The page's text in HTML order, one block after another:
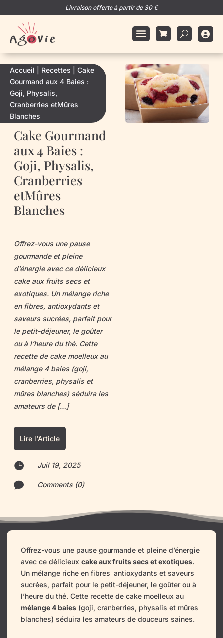
Livraison offerte à partir de 30 €

Accueil Recettes
Cake
Gourmand aux 4 Baies :
Goji, Physalis,
Cranberries etMûres
Blanches
Cake Gourmand
aux 4 Baies :
Goji, Physalis,
Cranberries
etMûres
Blanches
Offrez-vous une pause
gourmande et pleine
d’énergie avec ce délicieux
cake aux fruits secs et
exotiques. Un mélange riche
en fibres, antioxydants et
saveurs sucrées, parfait pour
le petit-déjeuner, le goûter
ou à l’heure du thé. Cette
recette de cake moelleux au
mélange 4 baies (goji,
cranberries, physalis et
mûres blanches) séduira les
amateurs de […]
Lire l'Article
 Juil 19, 2025
 Comments (0)
Offrez-vous une pause gourmande et pleine d’énergie
avec ce délicieux cake aux fruits secs et exotiques.
Un mélange riche en fibres, antioxydants et saveurs
sucrées, parfait pour le petit-déjeuner, le goûter ou à
l’heure du thé. Cette recette de cake moelleux au
mélange 4 baies (goji, cranberries, physalis et mûres
blanches) séduira les amateurs de douceurs saines.